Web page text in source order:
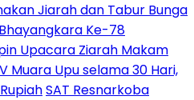
Jiarah dan Tabur Bunga
Ke-78
Upacara Ziarah Makam
Muara Upu selama 30 Hari,
SAT Resnarkoba